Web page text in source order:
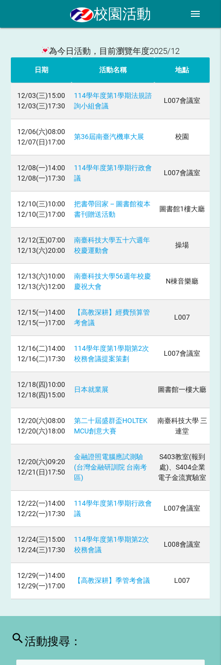
校園活動 menu
為今日活動，目前瀏覽年度2025/12
日期 活動名稱 地點
12/03(三)15:00
12/03(三)17:30
114學年度第1學期法規諮
詢小組會議
L007會議室
12/06(六)08:00
12/07(日)17:00
第36屆南臺汽機車大展 校園
12/08(一)14:00
12/08(一)17:30
114學年度第1學期行政會
議
L007會議室
12/10(三)10:00
12/10(三)17:00
把書帶回家 – 圖書館複本
書刊贈送活動
圖書館1樓大廳
12/12(五)07:00
12/13(六)20:00
南臺科技大學五十六週年
校慶運動會
操場
12/13(六)10:00
12/13(六)12:00
南臺科技大學56週年校慶
慶祝大會
N棟音樂廳
12/15(一)14:00
12/15(一)17:00
【高教深耕】經費預算管
考會議
L007
12/16(二)14:00
12/16(二)17:30
114學年度第1學期第2次
校務會議提案策劃
L007會議室
12/18(四)10:00
12/18(四)15:00
日本就業展 圖書館一樓大廳
12/20(六)08:00
12/20(六)18:00
第二十屆盛群盃HOLTEK
MCU創意大賽
南臺科技大學 三
連堂
12/20(六)09:20
12/21(日)17:50
金融證照電腦應試測驗
(台灣金融研訓院 台南考
區)
S403教室(報到
處)、S404企業
電子金流實驗室
12/22(一)14:00
12/22(一)17:30
114學年度第1學期行政會
議
L007會議室
12/24(三)15:00
12/24(三)17:30
114學年度第1學期第2次
校務會議
L008會議室
12/29(一)14:00
12/29(一)17:00
【高教深耕】季管考會議 L007
search活動搜尋：